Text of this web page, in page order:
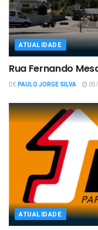
ATUALIDADE
Rua Fernando
DEPAULO JORGE SILVA
ATUALIDADE